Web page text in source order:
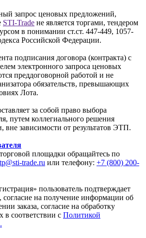
запрос ценовых предложений,
STI-Trade не является торгами, тендером
в понимании ст.ст. 447-449, 1057-
Российской Федерации.
подписания договора (контракта) с
электронного запроса ценовых
преддоговорной работой и не
обязательств, превышающих
Лота.
за собой право выбора
путем коллегиального решения
вне зависимости от результатов ЭТП.
площадки обращайтесь по
trade.ru или телефону: +7 (800) 200-
пользователь подтверждает
согласие на получение информации об
заказа, согласие на обработку
в соответствии с Политикой